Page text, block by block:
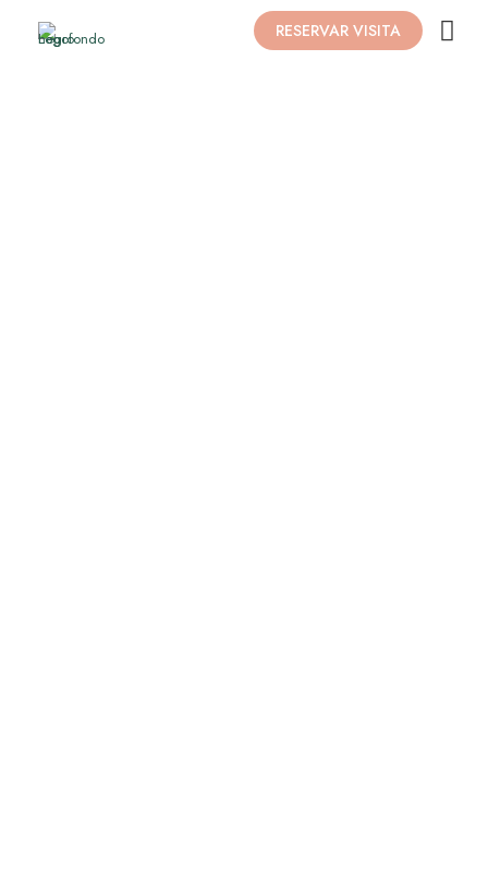
RESERVAR VISITA